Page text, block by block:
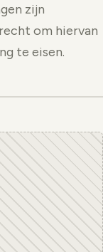
zijn
om hiervan
te eisen.